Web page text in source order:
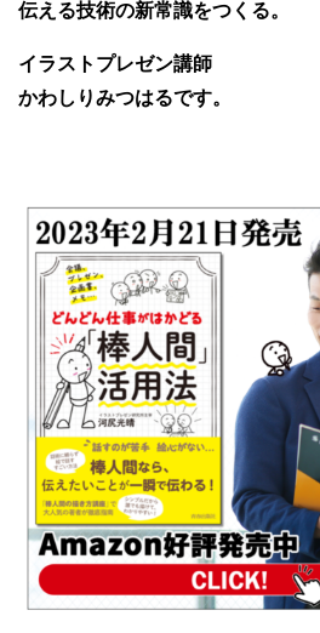
伝える技術の新常識をつくる。
イラストプレゼン講師
かわしりみつはるです。